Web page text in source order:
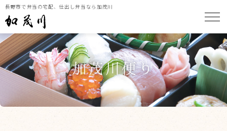
長野市で弁当の宅配、仕出し弁当なら加茂川
メ
加茂川便り